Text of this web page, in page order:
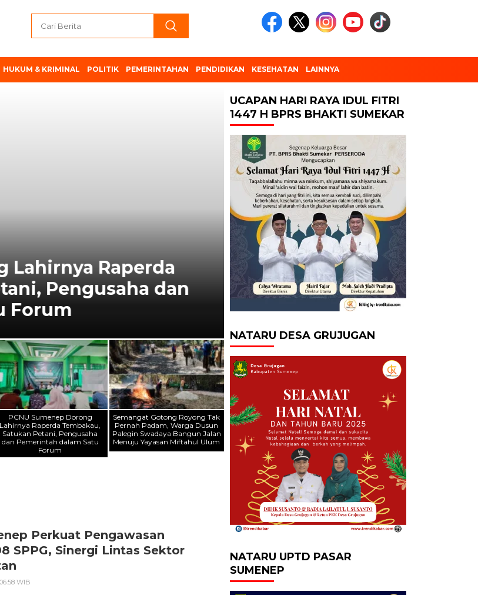
HUKUM & KRIMINAL POLITIK PEMERINTAHAN PENDIDIKAN KESEHATAN LAINNYA
di Perairan
Penumpang
Headline
EKONOMI BISNIS
BPRS Bhakti Sumekar
Paket Umrah, Hairil Fajar
Tingkatkan Saldo
PCNU Sumenep Dorong
Lahirnya Raperda Tembakau,
Satukan Petani, Pengusaha
dan Pemerintah dalam Satu
Forum
Semangat Gotong Royong Tak
Pernah Padam, Warga Dusun
Palegin Swadaya Bangun Jalan
Menuju Yayasan Miftahul Ulum
Perkuat Pengawasan
SPPG, Sinergi Lintas Sektor
WIB
UCAPAN HARI RAYA IDUL FITRI
1447 H BPRS BHAKTI SUMEKAR
NATARU DESA GRUJUGAN
NATARU UPTD PASAR
SUMENEP